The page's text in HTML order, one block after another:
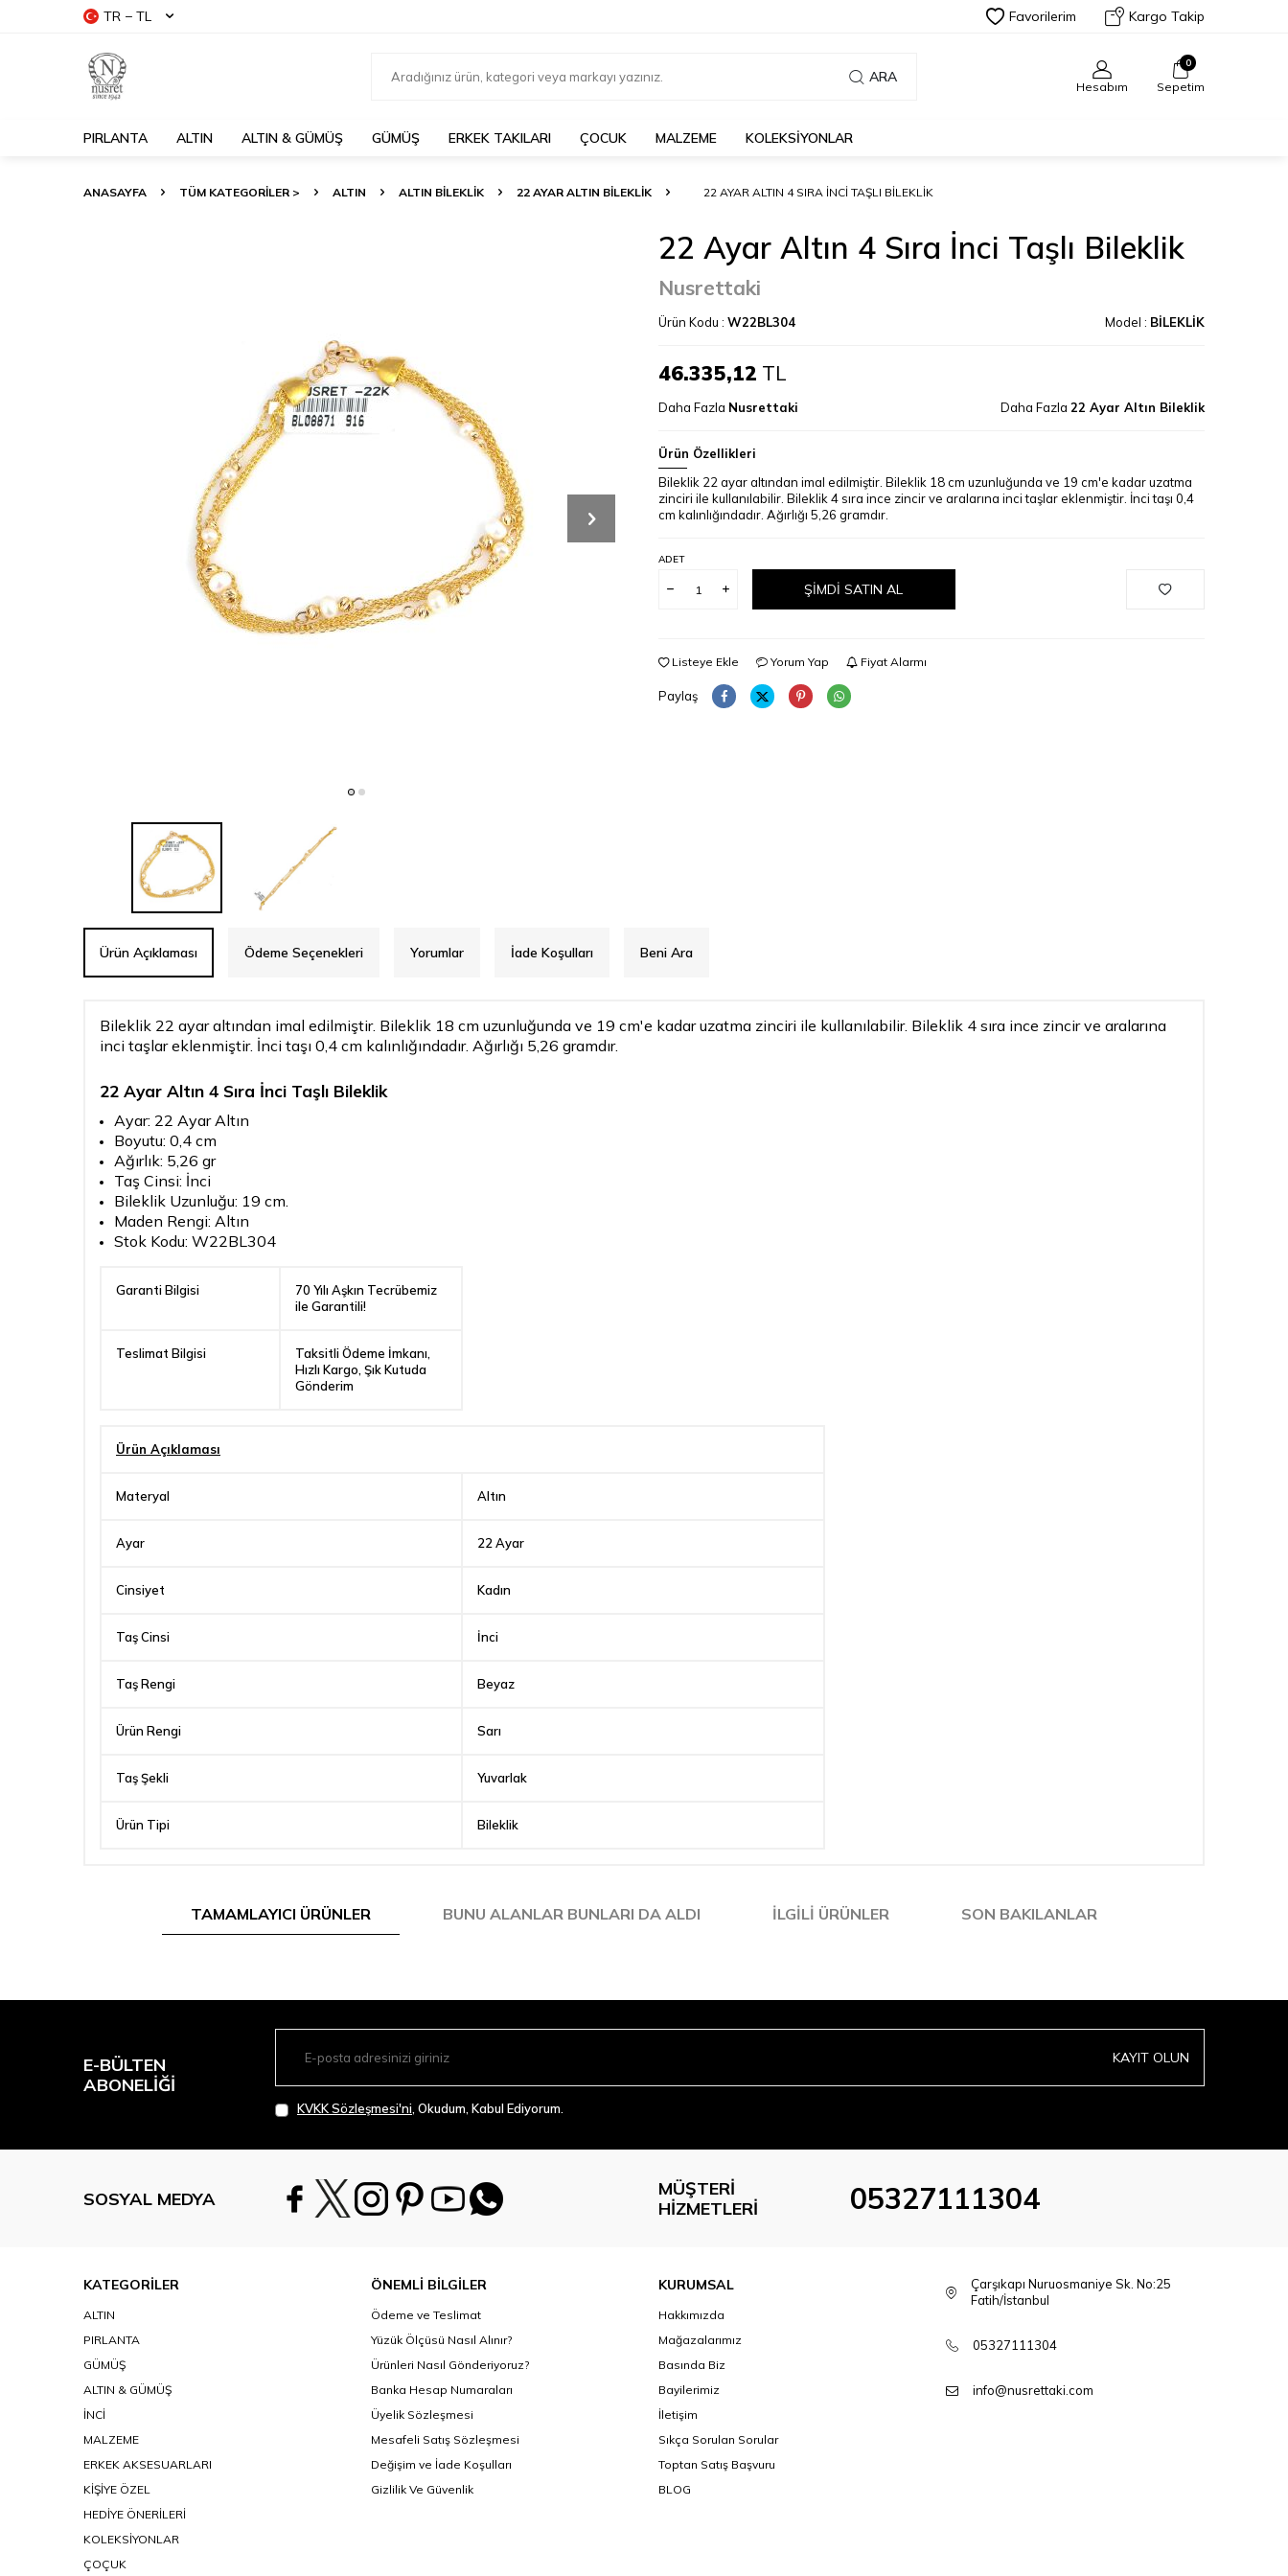
TR − TL Favorilerim Kargo Takip
ARA
Hesabım
0
Sepetim
PIRLANTA ALTIN ALTIN & GÜMÜŞ GÜMÜŞ ERKEK TAKILARI ÇOCUK MALZEME KOLEKSİYONLAR
ANASAYFA TÜM KATEGORİLER > ALTIN ALTIN BILEKLIK 22 AYAR ALTIN BILEKLIK 22 AYAR ALTIN 4 SIRA İNCI TAŞLI BILEKLIK
22 Ayar Altın 4 Sıra İnci Taşlı Bileklik
Nusrettaki
Ürün Kodu : W22BL304 Model : BİLEKLİK
46.335,12 TL
Daha Fazla Nusrettaki Daha Fazla 22 Ayar Altın Bileklik
Ürün Özellikleri
Bileklik 22 ayar altından imal edilmiştir. Bileklik 18 cm uzunluğunda ve 19 cm'e kadar uzatma
zinciri ile kullanılabilir. Bileklik 4 sıra ince zincir ve aralarına inci taşlar eklenmiştir. İnci taşı 0,4
cm kalınlığındadır. Ağırlığı 5,26 gramdır.
ADET
ŞIMDI SATIN AL
Listeye Ekle Yorum Yap Fiyat Alarmı
Paylaş
Ürün Açıklaması Ödeme Seçenekleri Yorumlar İade Koşulları Beni Ara
Bileklik 22 ayar altından imal edilmiştir. Bileklik 18 cm uzunluğunda ve 19 cm'e kadar uzatma zinciri ile kullanılabilir. Bileklik 4 sıra ince zincir ve aralarına
inci taşlar eklenmiştir. İnci taşı 0,4 cm kalınlığındadır. Ağırlığı 5,26 gramdır.
22 Ayar Altın 4 Sıra İnci Taşlı Bileklik
Ayar: 22 Ayar Altın
Boyutu: 0,4 cm
Ağırlık: 5,26 gr
Taş Cinsi: İnci
Bileklik Uzunluğu: 19 cm.
Maden Rengi: Altın
Stok Kodu: W22BL304
Garanti Bilgisi
70 Yılı Aşkın Tecrübemiz
ile Garantili!
Teslimat Bilgisi
Taksitli Ödeme İmkanı,
Hızlı Kargo, Şık Kutuda
Gönderim
Ürün Açıklaması
Materyal Altın
Ayar 22 Ayar
Cinsiyet Kadın
Taş Cinsi İnci
Taş Rengi Beyaz
Ürün Rengi Sarı
Taş Şekli Yuvarlak
Ürün Tipi Bileklik
TAMAMLAYICI ÜRÜNLER BUNU ALANLAR BUNLARI DA ALDI İLGILI ÜRÜNLER SON BAKILANLAR
E-BÜLTEN
ABONELIĞI
KAYIT OLUN
KVKK Sözleşmesi'ni , Okudum, Kabul Ediyorum.
SOSYAL MEDYA
MÜŞTERI
HIZMETLERI
05327111304
KATEGORİLER
ALTIN
PIRLANTA
GÜMÜŞ
ALTIN & GÜMÜŞ
İNCİ
MALZEME
ERKEK AKSESUARLARI
KİŞİYE ÖZEL
HEDİYE ÖNERİLERİ
KOLEKSİYONLAR
ÇOÇUK
ÖNEMLİ BİLGİLER
Ödeme ve Teslimat
Yüzük Ölçüsü Nasıl Alınır?
Ürünleri Nasıl Gönderiyoruz?
Banka Hesap Numaraları
Üyelik Sözleşmesi
Mesafeli Satış Sözleşmesi
Değişim ve İade Koşulları
Gizlilik Ve Güvenlik
KURUMSAL
Hakkımızda
Mağazalarımız
Basında Biz
Bayilerimiz
İletişim
Sıkça Sorulan Sorular
Toptan Satış Başvuru
BLOG
Çarşıkapı Nuruosmaniye Sk. No:25
Fatih/İstanbul
05327111304
info@nusrettaki.com